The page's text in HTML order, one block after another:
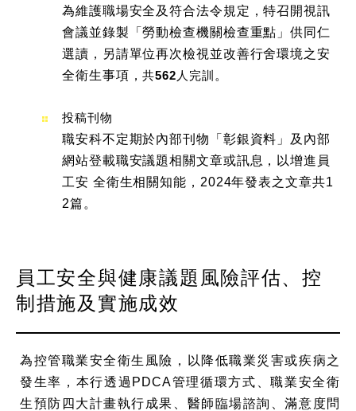
為維護職場安全及符合法令規定，特召開視訊
會議並錄製「勞動檢查機關檢查重點」供同仁
選讀，另請單位再次檢視並改善行舍環境之安
全衛生事項，共562人完訓 。
投稿刊物
職安科不定期於內部刊物「彰銀資料」及內部
網站登載職安議題相關文章或訊息，以增進員
工安 全衛生相關知能，2024年發表之文章共1
2篇。
員工安全與健康議題風險評估、控
制措施及實施成效
為控管職業安全衛生風險，以降低職業災害或疾病之
發生率，本行透過PDCA管理循環方式、職業安全衛
生預防四大計畫執行成果、醫師臨場諮詢、滿意度問